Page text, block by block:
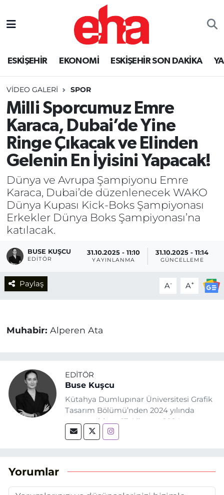
ESKİŞEHİR EKONOMİ ESKİŞEHİR SON DAKİKA
VIDEO GALERI SPOR
Milli Sporcumuz Emre
Karaca, Dubai’de Yine
Ringe Çıkacak ve Elinden
Gelenin En İyisini Yapacak!
Dünya ve Avrupa Şampiyonu Emre
Karaca, Dubai’de düzenlenecek WAKO
Dünya Kupası Kick-Boks Şampiyonası
Erkekler Dünya Boks Şampiyonası’na
katılacak.
BUSE KUŞCU
EDITÖR
31.10.2025 - 11:10
YAYINLANMA
31.10.2025 - 11:14
GÜNCELLEME
Paylaş A- A+
Muhabir: Alperen Ata
EDITÖR
Buse Kuşcu
Kütahya Dumlupınar Üniversitesi Grafik
Tasarım Bölümü’nden 2024 yılında
mezun oldum. 17 Ağustos 2024
tarihinde, Grafik Tasarım alanında staj
adım attım.
Yorumlar